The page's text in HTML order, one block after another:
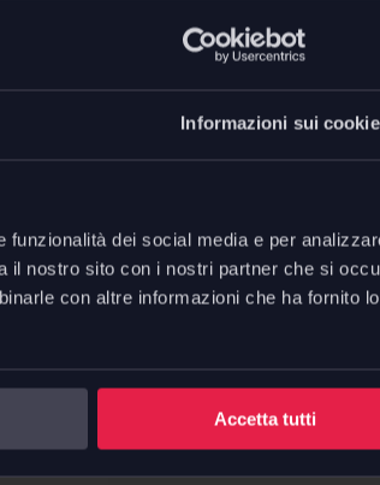
Informazioni sui cookie
dei social media e per
il nostro sito con i nostri partner che si
con altre informazioni che ha fornito
Accetta tutti
Dimensioni